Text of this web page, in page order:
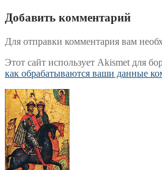
Добавить комментарий
Для отправки комментария вам
Этот сайт использует Akismet для
как обрабатываются ваши данные